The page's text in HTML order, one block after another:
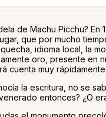
de Machu Picchu?
que por mucho
idioma local, la
oro, presente en
cuenta muy
la escritura, no se
entonces? ¿O